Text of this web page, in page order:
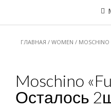
ГЛАВНАЯ / WOMEN /
Moschino
Осталось